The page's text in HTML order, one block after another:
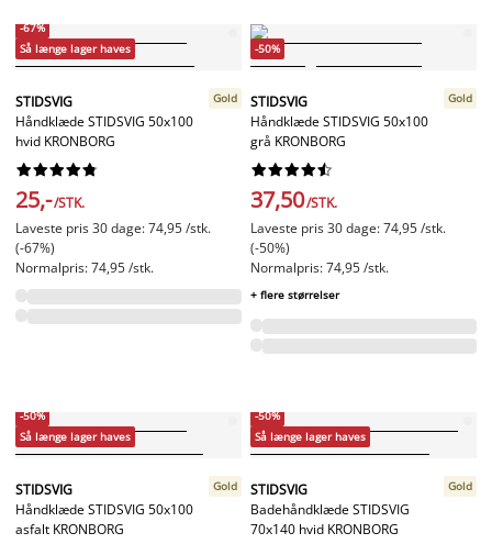
-67%
Så længe lager haves
STIDSVIG
Håndklæde STIDSVIG 50x100
hvid KRONBORG
Gold






25,-/STK.
Laveste pris 30 dage: 74,95 /stk.
(-67%)
Normalpris: 74,95 /stk.
-50%
STIDSVIG
Håndklæde STIDSVIG 50x100
grå KRONBORG
Gold






37,50/STK.
Laveste pris 30 dage: 74,95 /stk.
(-50%)
Normalpris: 74,95 /stk.
+ flere størrelser
-50%
Så længe lager haves
STIDSVIG
Håndklæde STIDSVIG 50x100
asfalt KRONBORG
Gold
-50%
Så længe lager haves
STIDSVIG
Badehåndklæde STIDSVIG
70x140 hvid KRONBORG
Gold